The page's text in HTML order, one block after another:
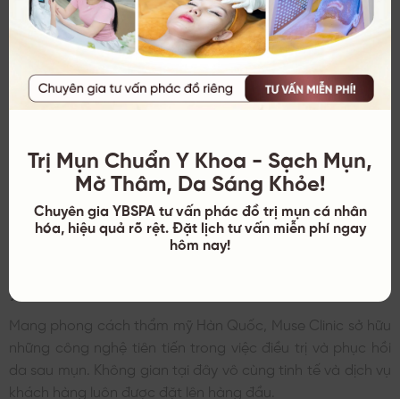
Hình Ảnh Minh Họa Shynh House
9. Muse Clinic
Mang phong cách thẩm mỹ Hàn Quốc, Muse Clinic sở hữu
những công nghệ tiên tiến trong việc điều trị và phục hồi
da sau mụn. Không gian tại đây vô cùng tinh tế và dịch vụ
khách hàng luôn được đặt lên hàng đầu.
Trị Mụn Chuẩn Y Khoa - Sạch Mụn,
Mờ Thâm, Da Sáng Khỏe!
Chuyên gia YBSPA tư vấn phác đồ trị mụn cá nhân
hóa, hiệu quả rõ rệt. Đặt lịch tư vấn miễn phí ngay
hôm nay!